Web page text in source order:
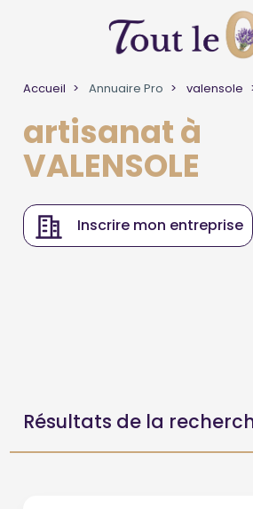
Accueil Annuaire Pro valensole
artisanat à
VALENSOLE
Inscrire mon entreprise
Résultats de la